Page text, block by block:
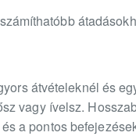
átvételeknél és
vagy ívelsz.
a pontos